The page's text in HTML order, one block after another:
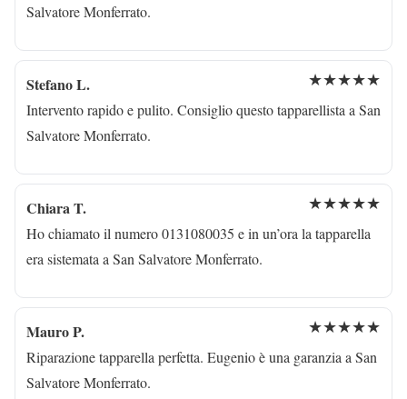
Salvatore Monferrato.
Stefano L. ★★★★★
Intervento rapido e pulito. Consiglio questo tapparellista a San
Salvatore Monferrato.
Chiara T. ★★★★★
Ho chiamato il numero 0131080035 e in un’ora la tapparella
era sistemata a San Salvatore Monferrato.
Mauro P. ★★★★★
Riparazione tapparella perfetta. Eugenio è una garanzia a San
Salvatore Monferrato.